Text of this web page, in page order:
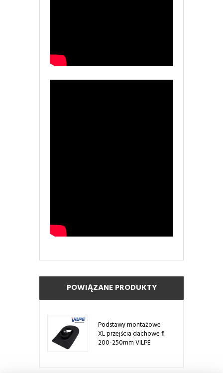
POWIĄZANE PRODUKTY
Podstawy montażowe
XL przejścia dachowe fi
200-250mm VILPE